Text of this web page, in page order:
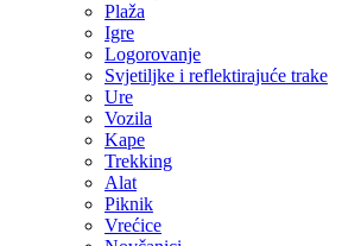
Plaža
Igre
Logorovanje
Svjetiljke i reflektirajuće trake
Ure
Vozila
Kape
Trekking
Alat
Piknik
Vrećice